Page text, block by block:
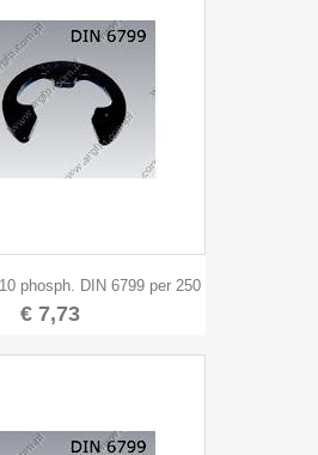
phosph. DIN 6799 per 250
€ 7,73